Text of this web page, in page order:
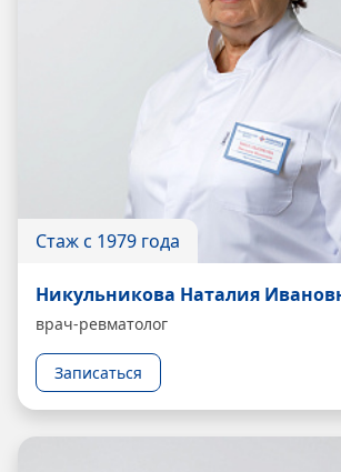
Стаж с 1979 года
Никульникова Наталия
врач-ревматолог
Записаться